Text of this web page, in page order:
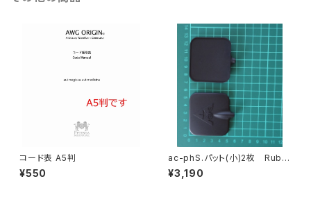
コード表 A5判
¥550
ac-phS.パット(小)2枚 Rubb
erPad Small
¥3,190